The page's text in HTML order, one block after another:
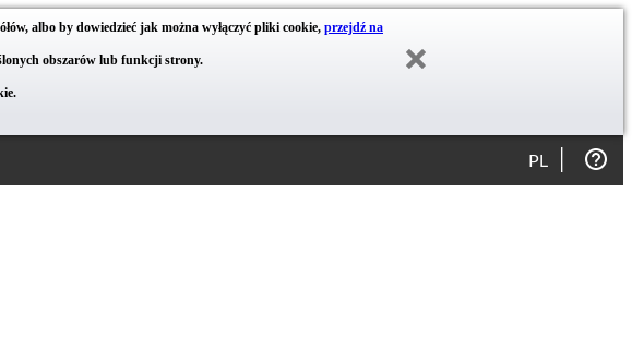
albo by dowiedzieć jak można wyłączyć pliki cookie, przejdź na
obszarów lub funkcji strony.
PL